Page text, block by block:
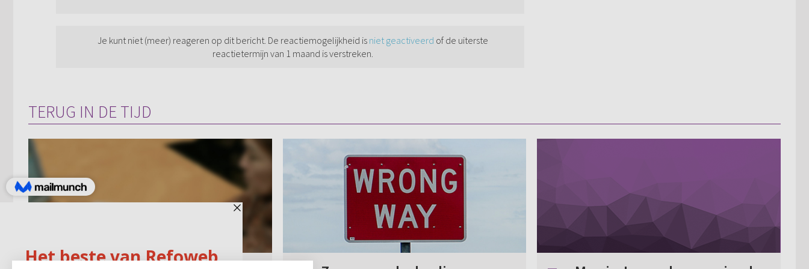
Je kunt niet (meer) reageren op dit bericht. De reactiemogelijkheid is niet geactiveerd of de uiterste
reactietermijn van 1 maand is verstreken.
TERUG IN DE TIJD